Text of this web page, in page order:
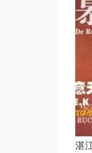
湛